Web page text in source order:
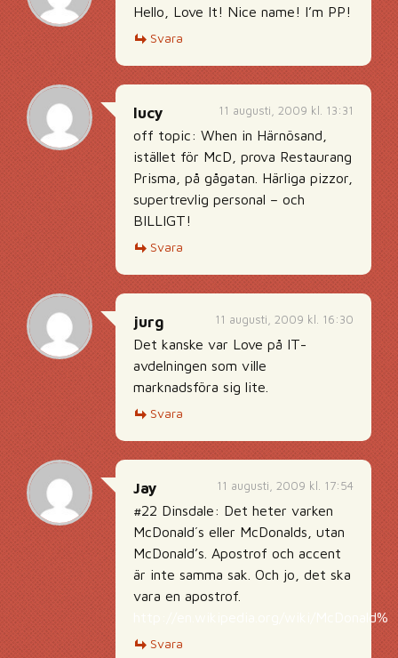
Hello, Love It! Nice name! I’m PP!
Svara
11 augusti, 2009 kl. 13:31
lucy
off topic: When in Härnösand,
istället för McD, prova Restaurang
Prisma, på gågatan. Härliga pizzor,
supertrevlig personal – och
BILLIGT!
Svara
11 augusti, 2009 kl. 16:30
jurg
Det kanske var Love på IT-
avdelningen som ville
marknadsföra sig lite.
Svara
11 augusti, 2009 kl. 17:54
Jay
#22 Dinsdale: Det heter varken
McDonald´s eller McDonalds, utan
McDonald’s. Apostrof och accent
är inte samma sak. Och jo, det ska
vara en apostrof.
http://en.wikipedia.org/wiki/
Svara